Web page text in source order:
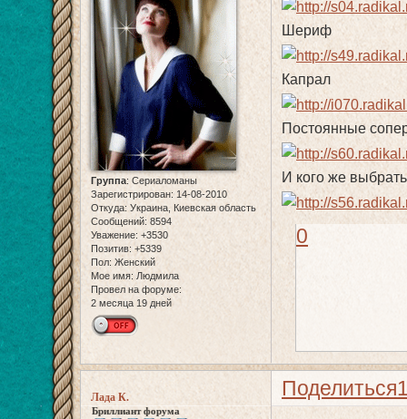
Группа: Сериаломаны
Зарегистрирован: 14-08-2010
Откуда: Украина, Киевская область
Сообщений: 8594
Уважение: +3530
Позитив: +5339
Пол: Женский
Мое имя: Людмила
Провел на форуме:
2 месяца 19 дней
Шериф
Капрал
Постоянные
И кого же
0
Поделиться
Лада К.
Бриллиант форума